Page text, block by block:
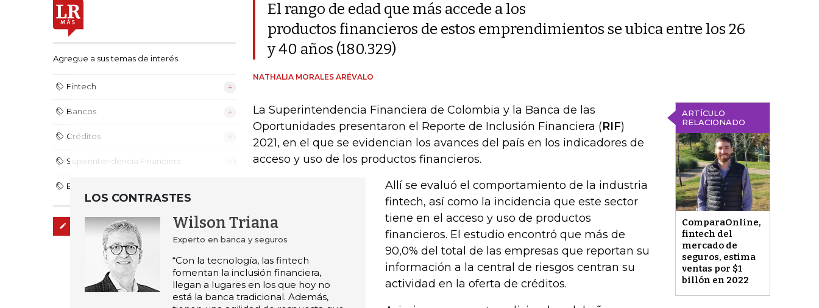
Agregue a sus temas de interés
Fintech
Bancos
Créditos
Superintendencia Financiera
Banca de oportunidades
Administre sus temas
El rango de edad que más accede a los
productos financieros de estos emprendimientos se ubica entre los 26
y 40 años (180.329)
NATHALIA MORALES ARÉVALO
ARTÍCULO
RELACIONADO
ComparaOnline,
fintech del
mercado de
seguros, estima
ventas por $1
billón en 2022
La Superintendencia Financiera de Colombia y la Banca de las
Oportunidades presentaron el Reporte de Inclusión Financiera (RIF)
2021, en el que se evidencian los avances del país en los indicadores de
acceso y uso de los productos financieros.
LOS CONTRASTES
Wilson Triana
Experto en banca y seguros
“Con la tecnología, las fintech
fomentan la inclusión financiera,
llegan a lugares en los que hoy no
está la banca tradicional. Además,
Allí se evaluó el comportamiento de la industria
fintech, así como la incidencia que este sector
tiene en el acceso y uso de productos
financieros. El estudio encontró que más de
90,0% del total de las empresas que reportan su
información a la central de riesgos centran su
actividad en la oferta de créditos.